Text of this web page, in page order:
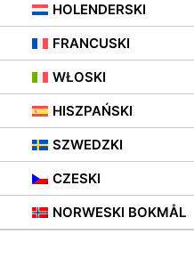
HOLENDERSKI
FRANCUSKI
WŁOSKI
HISZPAŃSKI
SZWEDZKI
CZESKI
NORWESKI BOKMÅL
Spis treści